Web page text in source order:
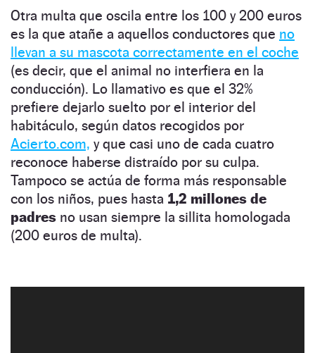
Otra multa que oscila entre los 100 y 200 euros
es la que atañe a aquellos conductores que no
llevan a su mascota correctamente en el coche
(es decir, que el animal no interfiera en la
conducción). Lo llamativo es que el 32%
prefiere dejarlo suelto por el interior del
habitáculo, según datos recogidos por
Acierto.com, y que casi uno de cada cuatro
reconoce haberse distraído por su culpa.
Tampoco se actúa de forma más responsable
con los niños, pues hasta 1,2 millones de
padres no usan siempre la sillita homologada
(200 euros de multa).